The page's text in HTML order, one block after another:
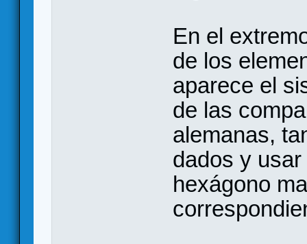
En el
de los
aparece el
de las
alemanas,
dados y
hexágono